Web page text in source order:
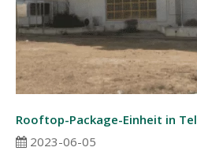
Rooftop-Package-Einheit in
2023-06-05